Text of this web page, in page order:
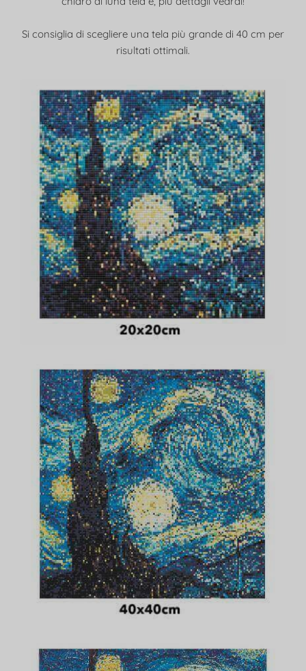
Si consiglia di scegliere una tela più grande di 40 cm per
risultati ottimali.